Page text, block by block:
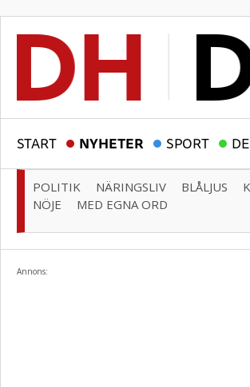
START NYHETER SPORT
POLITIK NÄRINGSLIV BLÅLJUS
NÖJE
MED EGNA ORD
Annons: